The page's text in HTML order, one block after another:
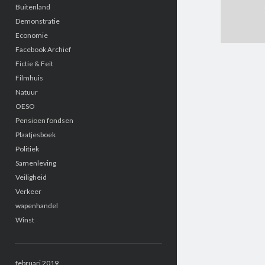
Buitenland
Demonstratie
Economie
Facebook Archief
Fictie & Feit
Filmhuis
Natuur
OESO
Pensioen fondsen
Plaatjesboek
Politiek
Samenleving
Veiligheid
Verkeer
wapenhandel
Winst
februari 2019